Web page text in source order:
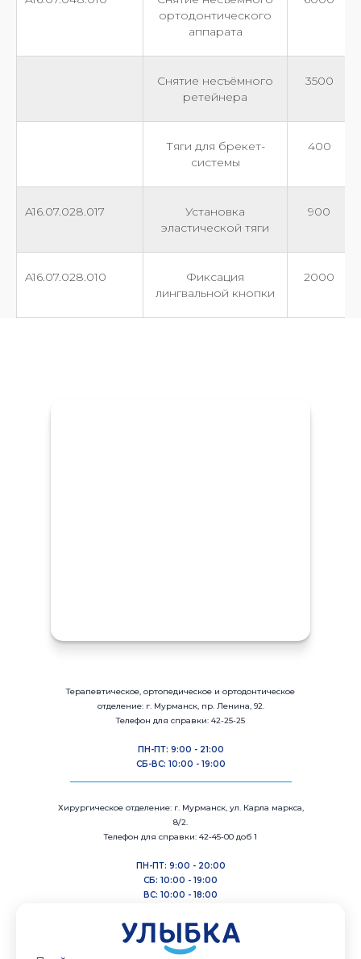
ортодонтического
аппарата
Снятие несъёмного
ретейнера
3500
Тяги для брекет-
системы
400
A16.07.028.017
Установка
эластической тяги
900
A16.07.028.010
Фиксация
лингвальной кнопки
2000
Терапевтическое, ортопедическое и ортодонтическое
отделение: г. Мурманск, пр. Ленина, 92.
Телефон для справки: 42-25-25
ПН-ПТ: 9:00 - 21:00
СБ-ВС: 10:00 - 19:00
Хирургическое отделение: г. Мурманск, ул. Карла маркса,
8/2.
Телефон для справки: 42-45-00 доб 1
ПН-ПТ: 9:00 - 20:00
СБ: 10:00 - 19:00
ВС: 10:00 - 18:00